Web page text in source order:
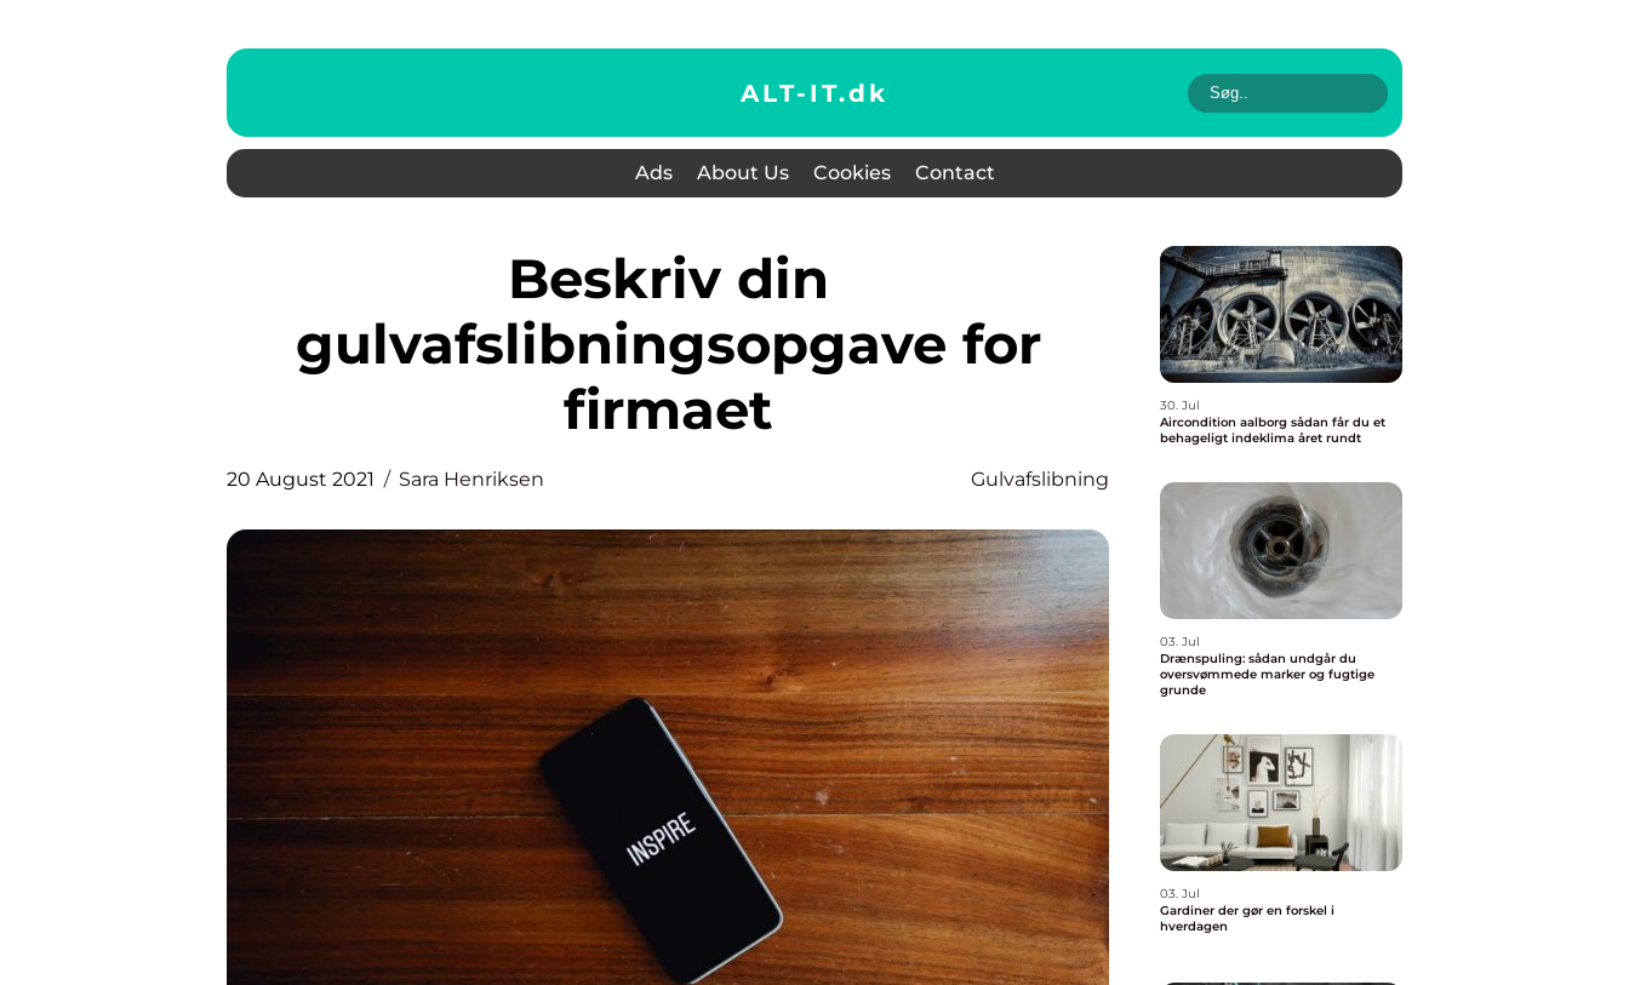
ALT-IT.dk
Ads About Us Cookies Contact
Beskriv din
gulvafslibningsopgave for
firmaet
20 August 2021 Sara Henriksen Gulvafslibning
30. Jul
Aircondition aalborg sådan får du et
behageligt indeklima året rundt
03. Jul
Drænspuling: sådan undgår du
oversvømmede marker og fugtige
grunde
03. Jul
Gardiner der gør en forskel i
hverdagen